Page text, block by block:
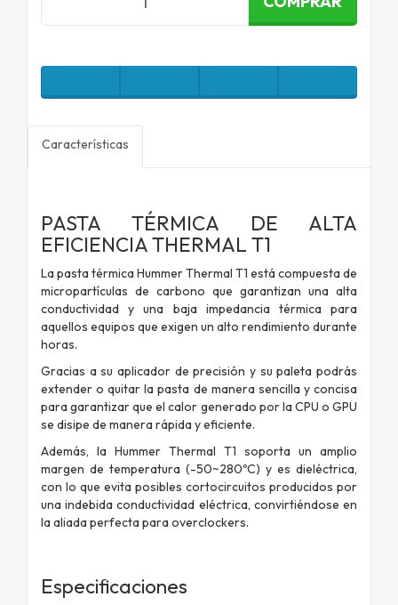
Características
PASTA TÉRMICA DE ALTA
EFICIENCIA THERMAL T1
La pasta térmica Hummer Thermal T1 está compuesta de
micropartículas de carbono que garantizan una alta
conductividad y una baja impedancia térmica para
aquellos equipos que exigen un alto rendimiento durante
horas.
Gracias a su aplicador de precisión y su paleta podrás
extender o quitar la pasta de manera sencilla y concisa
para garantizar que el calor generado por la CPU o GPU
se disipe de manera rápida y eficiente.
Además, la Hummer Thermal T1 soporta un amplio
margen de temperatura (-50~280ºC) y es dieléctrica,
con lo que evita posibles cortocircuitos producidos por
una indebida conductividad eléctrica, convirtiéndose en
la aliada perfecta para overclockers.
Especificaciones